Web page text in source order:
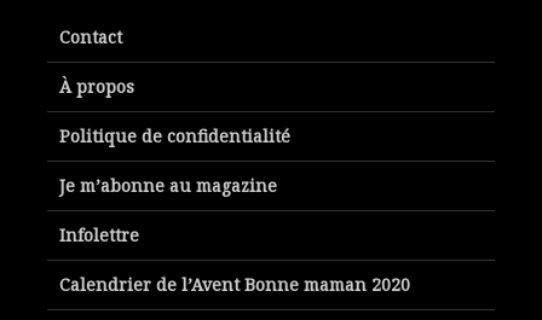
Contact
À propos
Politique de confidentialité
Je m’abonne au magazine
Infolettre
Calendrier de l’Avent Bonne maman 2020